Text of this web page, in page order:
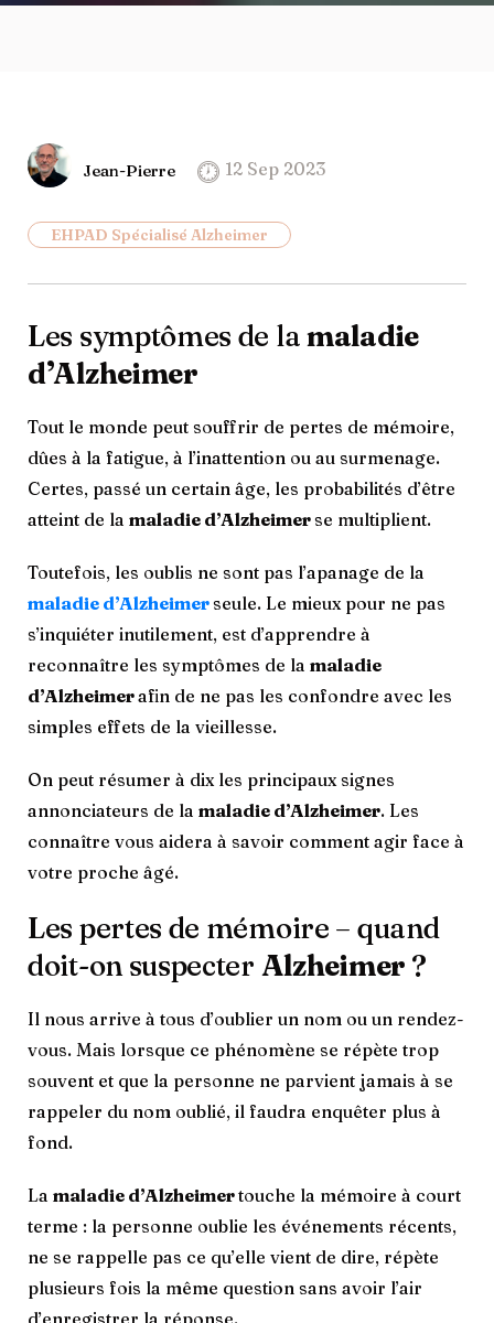
Jean-Pierre 12 Sep 2023
EHPAD Spécialisé Alzheimer
Les symptômes de lamaladie
d’Alzheimer
Tout le monde peut souffrir de pertes de mémoire,
dûes à la fatigue, à l’inattention ou au surmenage.
Certes, passé un certain âge, les probabilités d’être
atteint de la maladie d’Alzheimerse multiplient.
Toutefois, les oublis ne sont pas l’apanage de la
maladie d’Alzheimerseule. Le mieux pour ne pas
s’inquiéter inutilement, est d’apprendre à
reconnaître les symptômes de la maladie
d’Alzheimerafin de ne pas les confondre avec les
simples effets de la vieillesse.
On peut résumer à dix les principaux signes
annonciateurs de la maladie d’Alzheimer. Les
connaître vous aidera à savoir comment agir face à
votre proche âgé.
Les pertes de mémoire – quand
doit-on suspecter Alzheimer ?
Il nous arrive à tous d’oublier un nom ou un rendez-
vous. Mais lorsque ce phénomène se répète trop
souvent et que la personne ne parvient jamais à se
rappeler du nom oublié, il faudra enquêter plus à
fond.
La maladie d’Alzheimertouche la mémoire à court
terme : la personne oublie les événements récents,
ne se rappelle pas ce qu’elle vient de dire, répète
plusieurs fois la même question sans avoir l’air
d’enregistrer la réponse.